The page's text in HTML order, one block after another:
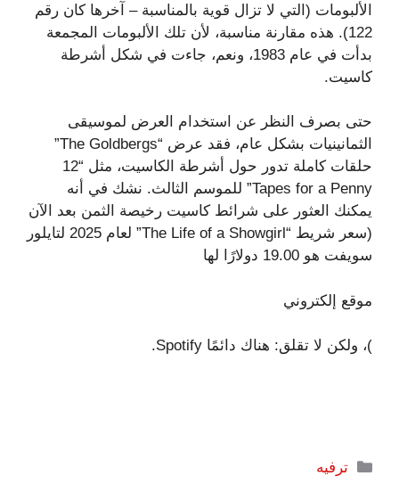
الألبومات (التي لا تزال قوية بالمناسبة – آخرها كان رقم
122). هذه مقارنة مناسبة، لأن تلك الألبومات المجمعة
بدأت في عام 1983، ونعم، جاءت في شكل أشرطة
كاسيت.
حتى بصرف النظر عن استخدام العرض لموسيقى
الثمانينيات بشكل عام، فقد عرض “The Goldbergs”
حلقات كاملة تدور حول أشرطة الكاسيت، مثل “12
Tapes for a Penny” للموسم الثالث. نشك في أنه
يمكنك العثور على شرائط كاسيت رخيصة الثمن بعد الآن
(سعر شريط “The Life of a Showgirl” لعام 2025 لتايلور
سويفت هو 19.00 دولارًا لها
موقع إلكتروني
)، ولكن لا تقلق: هناك دائمًا Spotify.
التصنيفات
ترفيه